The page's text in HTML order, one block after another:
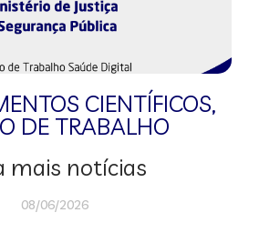
CIENTÍFICOS,
DE TRABALHO
mais notícias
08/06/2026